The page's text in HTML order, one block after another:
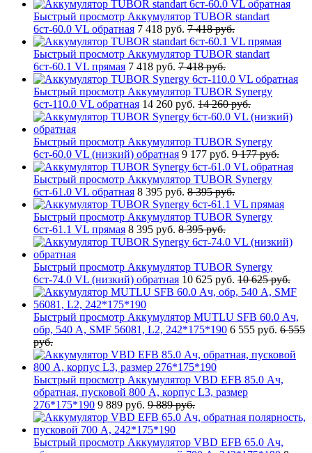
Быстрый просмотр Аккумулятор TUBOR standart
6ст-60.0 VL обратная 7 418 руб. 7 418 руб.
Быстрый просмотр Аккумулятор TUBOR standart
6ст-60.1 VL прямая 7 418 руб. 7 418 руб.
Быстрый просмотр Аккумулятор TUBOR Synergy
6ст-110.0 VL обратная 14 260 руб. 14 260 руб.
Быстрый просмотр Аккумулятор TUBOR Synergy
6ст-60.0 VL (низкий) обратная 9 177 руб. 9 177 руб.
Быстрый просмотр Аккумулятор TUBOR Synergy
6ст-61.0 VL обратная 8 395 руб. 8 395 руб.
Быстрый просмотр Аккумулятор TUBOR Synergy
6ст-61.1 VL прямая 8 395 руб. 8 395 руб.
Быстрый просмотр Аккумулятор TUBOR Synergy
6ст-74.0 VL (низкий) обратная 10 625 руб. 10 625 руб.
Быстрый просмотр Аккумулятор MUTLU SFB 60.0 Ач,
обр, 540 А, SMF 56081, L2, 242*175*190 6 555 руб. 6 555
руб.
Быстрый просмотр Аккумулятор VBD EFB 85.0 Ач,
обратная, пусковой 800 А, корпус L3, размер
276*175*190 9 889 руб. 9 889 руб.
Быстрый просмотр Аккумулятор VBD EFB 65.0 Ач,